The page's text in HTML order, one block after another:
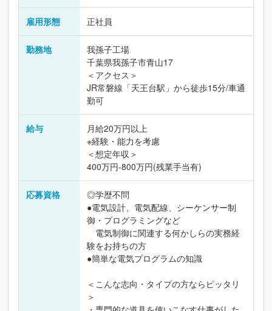
雇用形態 正社員
勤務地
我孫子工場
千葉県我孫子市青山17
＜アクセス＞
JR常磐線「天王台駅」から徒歩15分/車通
勤可
給与
月給20万円以上
※経験・能力を考慮
＜想定年収＞
400万円-800万円(残業手当有)
応募資格
◎学歴不問
●電気設計、電気配線、シーケンサー制
御・プログラミングなど
電気制御に関連する何かしらの実務経
験をお持ちの方
●簡単な電気プログラムの知識
＜こんな志向・タイプの方ならピッタリ
＞